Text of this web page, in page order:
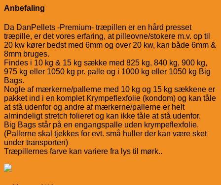
Anbefaling
Da DanPellets -Premium- træpillen er en hård presset
træpille, er det vores erfaring, at pilleovne/stokere m.v. op til
20 kw kører bedst med 6mm og over 20 kw, kan både 6mm &
8mm bruges.
Findes i 10 kg & 15 kg sække med 825 kg, 840 kg, 900 kg,
975 kg eller 1050 kg pr. palle og i 1000 kg eller 1050 kg Big
Bags.
Nogle af mærkerne/pallerne med 10 kg og 15 kg sækkene er
pakket ind i en komplet Krympeflexfolie (kondom) og kan tåle
at stå udenfor og andre af mærkerne/pallerne er helt
almindeligt stretch folieret og kan ikke tåle at stå udenfor.
Big Bags står på en engangspalle uden krympeflexfolie.
(Pallerne skal tjekkes for evt. små huller der kan være sket
under transporten)
Træpillernes farve kan variere fra lys til mørk..